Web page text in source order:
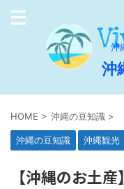
沖
沖
HOME > 沖縄の豆知識 >
沖縄の豆知識 沖縄観光
【沖縄のお土